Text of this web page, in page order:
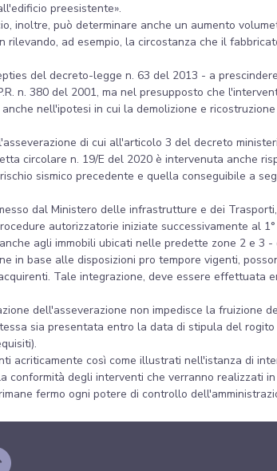
preesistente».
inoltre, può determinare anche un aumento
ad esempio, la circostanza che il
del decreto-legge n. 63 del 2013 - a
n. 380 del 2001, ma nel presupposto che
nell'ipotesi in cui la demolizione e
di cui all'articolo 3 del decreto
circolare n. 19/E del 2020 è intervenuta anche
sismico precedente e quella conseguibile a
dal Ministero delle infrastrutture e dei
autorizzatorie iniziate successivamente al
agli immobili ubicati nelle predette zone 2 e 3
in base alle disposizioni pro tempore vigenti,
Tale integrazione, deve essere effettuata
dell'asseverazione non impedisce la fruizione
sia presentata entro la data di stipula del
acriticamente così come illustrati nell'istanza di
degli interventi che verranno realizzati
fermo ogni potere di controllo